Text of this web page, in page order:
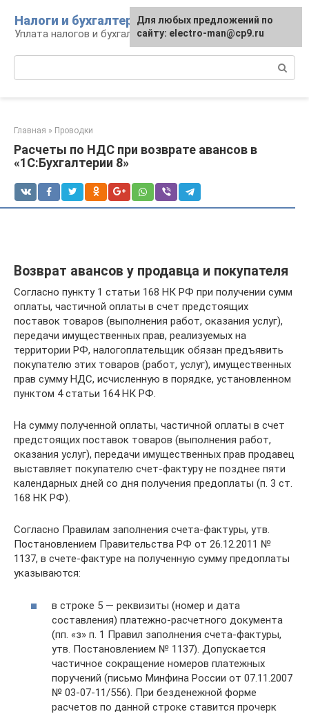
контенту
Налоги и бухгалтерия
Уплата налогов и бухгалтерская отчётность
Главная » Проводки
Расчеты по НДС при возврате авансов в
«1С:Бухгалтерии 8»
Возврат авансов у продавца и покупателя
Согласно пункту 1 статьи 168 НК РФ при получении сумм
оплаты, частичной оплаты в счет предстоящих
поставок товаров (выполнения работ, оказания услуг),
передачи имущественных прав, реализуемых на
территории РФ, налогоплательщик обязан предъявить
покупателю этих товаров (работ, услуг), имущественных
прав сумму НДС, исчисленную в порядке, установленном
пунктом 4 статьи 164 НК РФ.
На сумму полученной оплаты, частичной оплаты в счет
предстоящих поставок товаров (выполнения работ,
оказания услуг), передачи имущественных прав продавец
выставляет покупателю счет-фактуру не позднее пяти
календарных дней со дня получения предоплаты (п. 3 ст.
168 НК РФ).
Согласно Правилам заполнения счета-фактуры, утв.
Постановлением Правительства РФ от 26.12.2011 №
1137, в счете-фактуре на полученную сумму предоплаты
указываются:
в строке 5 — реквизиты (номер и дата
составления) платежно-расчетного документа
(пп. «з» п. 1 Правил заполнения счета-фактуры,
утв. Постановлением № 1137). Допускается
частичное сокращение номеров платежных
поручений (письмо Минфина России от 07.11.2007
№ 03-07-11/556). При безденежной форме
расчетов по данной строке ставится прочерк
Для любых предложений по
сайту: electro-man@cp9.ru